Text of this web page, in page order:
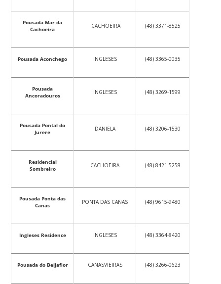
Pousada Mar da
Cachoeira
CACHOEIRA (48) 3371-8525
Pousada Aconchego INGLESES (48) 3365-0035
Pousada
Ancoradouros
INGLESES (48) 3269-1599
Pousada Pontal do
Jurere
DANIELA (48) 3206-1530
Residencial
Sombreiro
CACHOEIRA (48) 8421-5258
Pousada Ponta das
Canas
PONTA DAS CANAS (48) 9615-9480
Ingleses Residence INGLESES (48) 3364-8420
Pousada do Beijaflor CANASVIEIRAS (48) 3266-0623